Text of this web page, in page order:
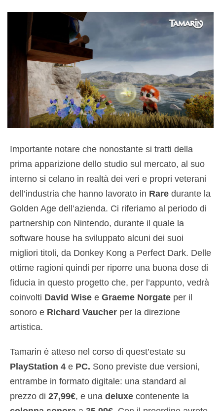
Importante notare che nonostante si tratti della
prima apparizione dello studio sul mercato, al suo
interno si celano in realtà dei veri e propri veterani
dell’industria che hanno lavorato in Rare durante la
Golden Age dell’azienda. Ci riferiamo al periodo di
partnership con Nintendo, durante il quale la
software house ha sviluppato alcuni dei suoi
migliori titoli, da Donkey Kong a Perfect Dark. Delle
ottime ragioni quindi per riporre una buona dose di
fiducia in questo progetto che, per l’appunto, vedrà
coinvolti David Wise e Graeme Norgate per il
sonoro e Richard Vaucher per la direzione
artistica.
Tamarin è atteso nel corso di quest’estate su
PlayStation 4 e PC. Sono previste due versioni,
entrambe in formato digitale: una standard al
prezzo di 27,99€, e una deluxe contenente la